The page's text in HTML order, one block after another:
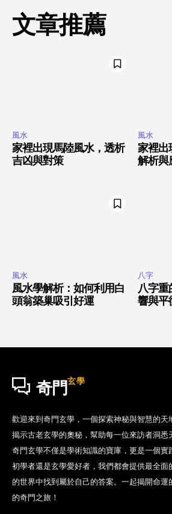
文章推薦
風水
家裡出現馬陸風水，透析
吉凶與對策
風水
家裡出
解析與
風水
風水學解析：如何利用白
頭翁築巢吸引好運
八字
八字重
響與平
奇門 玄學
歡迎來到奇門玄學，一個探索神秘與智慧的天
揭示古老玄學的奧秘，幫助每一位來訪者洞悉
奇門玄學不僅是學術知識的寶庫，更是一個實
初學者還是玄學愛好者，我們都會提供最全面
的世界中找到屬於自己的答案。一起揭開命運
的奇門之旅！